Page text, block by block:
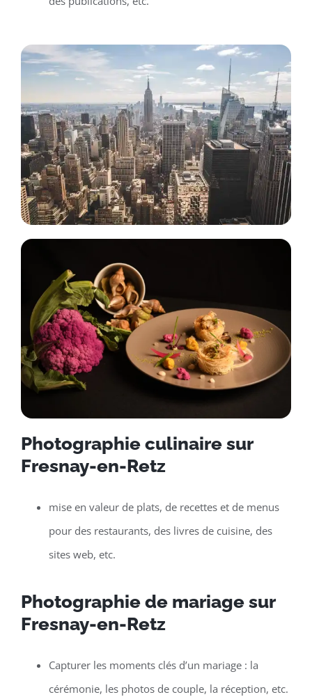
Photographie culinaire sur
Fresnay-en-Retz
mise en valeur de plats, de recettes et de menus
pour des restaurants, des livres de cuisine, des
sites web, etc.
Photographie de mariage sur
Fresnay-en-Retz
Capturer les moments clés d’un mariage : la
cérémonie, les photos de couple, la réception, etc.